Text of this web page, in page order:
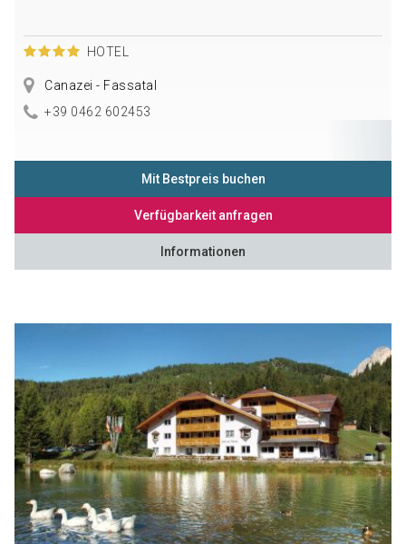
HOTEL
Canazei - Fassatal
+39 0462 602453
Mit Bestpreis buchen
Verfügbarkeit anfragen
Informationen